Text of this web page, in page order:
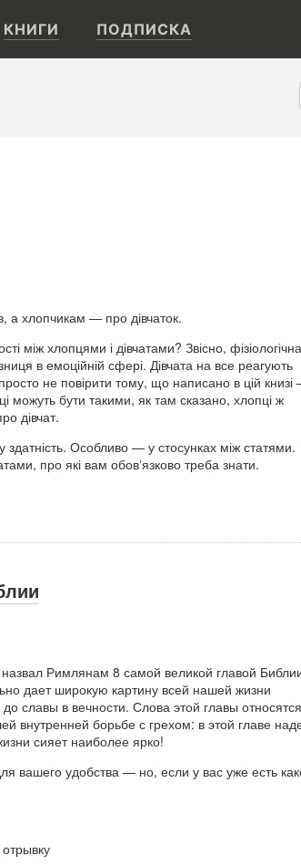
КНИГИ ПОДПИСКА
а хлопчикам — про дівчаток.
між хлопцями і дівчатами? Звісно, фізіологічна
в емоційній сфері. Дівчата на все реагують
не повірити тому, що написано в цій
можуть бути такими, як там сказано, хлопці ж
дівчат.
здатність. Особливо — у стосунках між статями.
про які вам обовʼязково треба знати.
Римлянам 8 самой великой главой
дает широкую картину всей нашей жизни
славы в вечности. Слова этой главы
внутренней борьбе с грехом: в этой главе
сияет наиболее ярко!
вашего удобства — но, если у вас уже есть